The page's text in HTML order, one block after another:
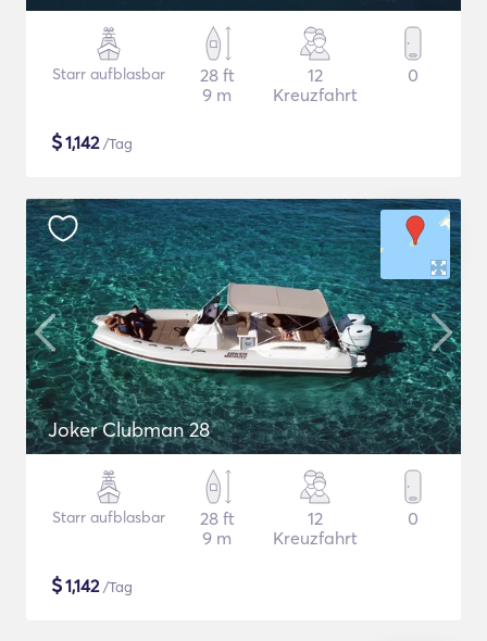
Starr aufblasbar
28 ft
9 m
12
Kreuzfahrt
0
$1,142/Tag
Joker Clubman 28
Starr aufblasbar
28 ft
9 m
12
Kreuzfahrt
0
$1,142/Tag